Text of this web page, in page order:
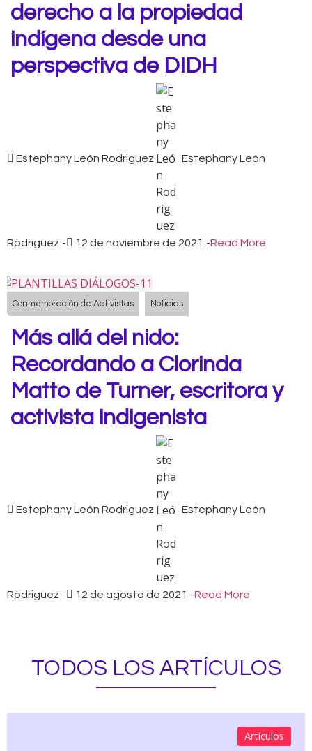
derecho a la propiedad
indígena desde una
perspectiva de DIDH
Estephany León Rodriguez Estephany León
Rodriguez - 12 de noviembre de 2021 -Read More
Conmemoración de Activistas Noticias
Más allá del nido:
Recordando a Clorinda
Matto de Turner, escritora y
activista indigenista
Estephany León Rodriguez Estephany León
Rodriguez - 12 de agosto de 2021 -Read More
TODOS LOS ARTÍCULOS
Artículos